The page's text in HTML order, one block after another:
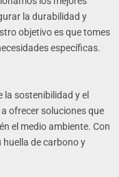
la durabilidad y
objetivo es que tomes
específicas.
la sostenibilidad y el
ofrecer soluciones que
el medio ambiente. Con
de carbono y